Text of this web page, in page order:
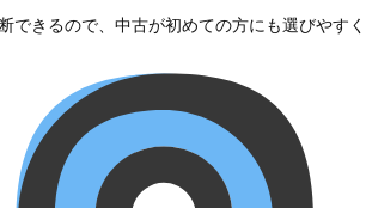
できるので、中古が初めての方にも選びやす